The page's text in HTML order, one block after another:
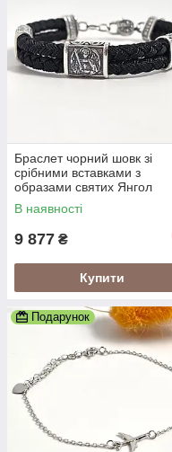
Браслет чорний шовк зі
срібними вставками з
образами святих Янгол
Охоронець
В наявності
9 877 ₴
Купити
Подарунок